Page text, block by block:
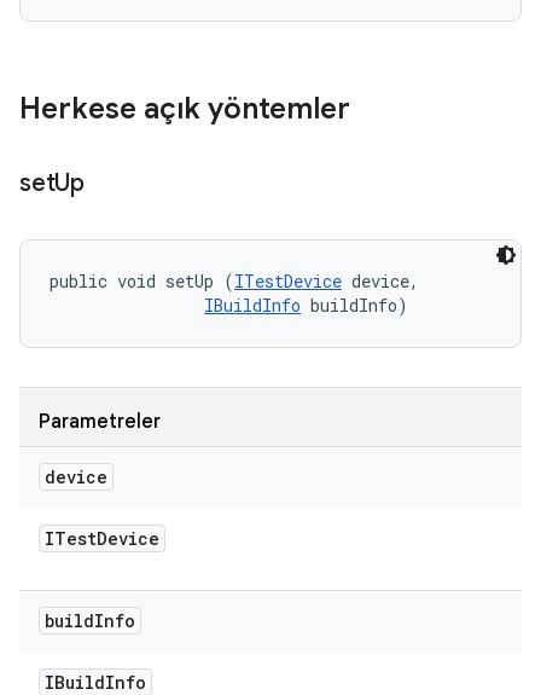
Herkese açık yöntemler
setUp
public void setUp (ITestDevice device,
IBuildInfo buildInfo)
Parametreler
device
ITestDevice
buildInfo
IBuildInfo